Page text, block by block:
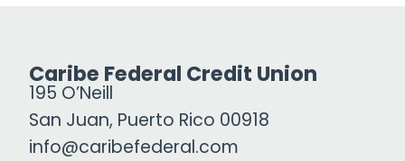
Caribe Federal Credit Union
195 O’Neill
San Juan, Puerto Rico 00918
info@caribefederal.com